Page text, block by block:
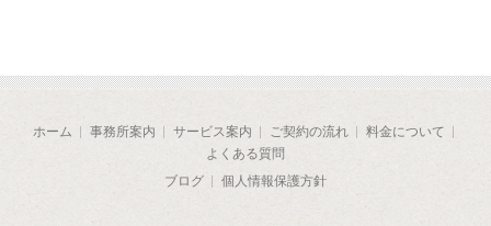
ホーム 事務所案内 サービス案内 ご契約の流れ
料金について
よくある質問
ブログ
個人情報保護方針